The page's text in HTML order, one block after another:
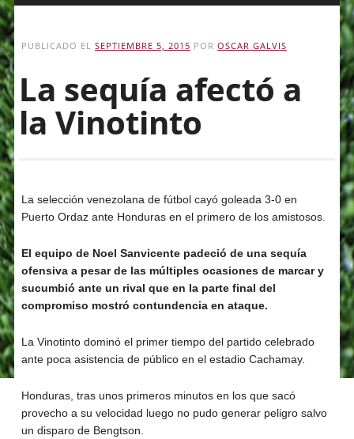
content
PUBLICADO EL SEPTIEMBRE 5, 2015 POR OSCAR GALVIS
La sequía afectó a
la Vinotinto
La selección venezolana de fútbol cayó goleada 3-0 en
Puerto Ordaz ante Honduras en el primero de los amistosos.
El equipo de Noel Sanvicente padeció de una sequía
ofensiva a pesar de las múltiples ocasiones de marcar y
sucumbió ante un rival que en la parte final del
compromiso mostró contundencia en ataque.
La Vinotinto dominó el primer tiempo del partido celebrado
ante poca asistencia de público en el estadio Cachamay.
Honduras, tras unos primeros minutos en los que sacó
provecho a su velocidad luego no pudo generar peligro salvo
un disparo de Bengtson.